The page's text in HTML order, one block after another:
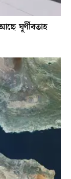
ঘূৰ্ণীবতাহ